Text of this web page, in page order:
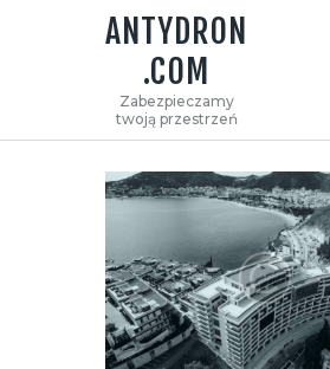
ANTYDRON
.COM
Zabezpieczamy
twoją przestrzeń
Zabezpieczamy twoją
STRONA GŁÓWNA
O NAS
OFERTA
KONTAKT